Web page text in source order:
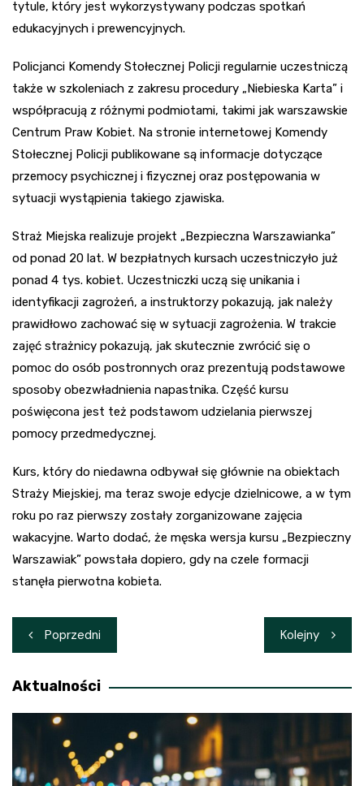
tytule, który jest wykorzystywany podczas spotkań
edukacyjnych i prewencyjnych.
Policjanci Komendy Stołecznej Policji regularnie uczestniczą
także w szkoleniach z zakresu procedury „Niebieska Karta” i
współpracują z różnymi podmiotami, takimi jak warszawskie
Centrum Praw Kobiet. Na stronie internetowej Komendy
Stołecznej Policji publikowane są informacje dotyczące
przemocy psychicznej i fizycznej oraz postępowania w
sytuacji wystąpienia takiego zjawiska.
Straż Miejska realizuje projekt „Bezpieczna Warszawianka”
od ponad 20 lat. W bezpłatnych kursach uczestniczyło już
ponad 4 tys. kobiet. Uczestniczki uczą się unikania i
identyfikacji zagrożeń, a instruktorzy pokazują, jak należy
prawidłowo zachować się w sytuacji zagrożenia. W trakcie
zajęć strażnicy pokazują, jak skutecznie zwrócić się o
pomoc do osób postronnych oraz prezentują podstawowe
sposoby obezwładnienia napastnika. Część kursu
poświęcona jest też podstawom udzielania pierwszej
pomocy przedmedycznej.
Kurs, który do niedawna odbywał się głównie na obiektach
Straży Miejskiej, ma teraz swoje edycje dzielnicowe, a w tym
roku po raz pierwszy zostały zorganizowane zajęcia
wakacyjne. Warto dodać, że męska wersja kursu „Bezpieczny
Warszawiak” powstała dopiero, gdy na czele formacji
stanęła pierwotna kobieta.
Nawigacja
wpisu
Poprzedni Kolejny
Aktualności